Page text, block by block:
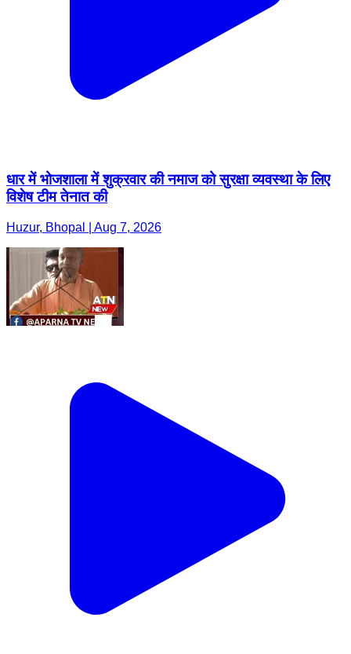
धार में भोजशाला में शुक्रवार की नमाज को सुरक्षा व्यवस्था के लिए
विशेष टीम तेनात की
Huzur, Bhopal | Aug 7, 2026